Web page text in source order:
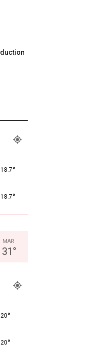
18.7°
18.7°
MAR
31 °
20°
20°